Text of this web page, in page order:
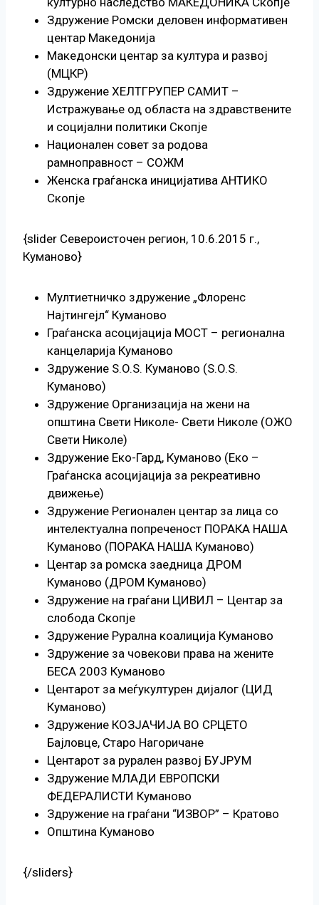
Здружение Ромски деловен информативен
центар Македонија
Македонски центар за култура и развој
(МЦКР)
Здружение ХЕЛТГРУПЕР САМИТ –
Истражување од областа на здравствените
и социјални политики Скопје
Национален совет за родова
рамноправност – СОЖМ
Женска граѓанска иницијатива АНТИКО
Скопје
{slider Североисточен регион, 10.6.2015 г.,
Куманово}
Мултиетничко здружение „Флоренс
Најтингејл“ Куманово
Граѓанска асоцијација МОСТ – регионална
канцеларија Куманово
Здружение S.O.S. Куманово (S.O.S.
Куманово)
Здружение Организација на жени на
општина Свети Николе- Свети Николе (ОЖО
Свети Николе)
Здружение Еко-Гард, Куманово (Еко –
Граѓанска асоцијација за рекреативно
движење)
Здружение Регионален центар за лица со
интелектуална попреченост ПОРАКА НАША
Куманово (ПОРАКА НАША Куманово)
Центар за ромска заедница ДРОМ
Куманово (ДРОМ Куманово)
Здружение на граѓани ЦИВИЛ – Центар за
слобода Скопје
Здружение Рурална коалиција Куманово
Здружение за човекови права на жените
БЕСА 2003 Куманово
Центарот за меѓукултурен дијалог (ЦИД
Куманово)
Здружение КОЗЈАЧИЈА ВО СРЦЕТО
Бајловце, Старо Нагоричане
Центарот за рурален развој БУЈРУМ
Здружение МЛАДИ ЕВРОПСКИ
ФЕДЕРАЛИСТИ Куманово
Здружение на граѓани “ИЗВОР” – Кратово
Општина Куманово
{/sliders}